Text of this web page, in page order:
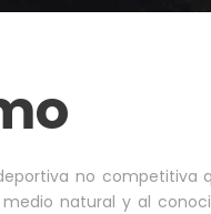
no
natural y al